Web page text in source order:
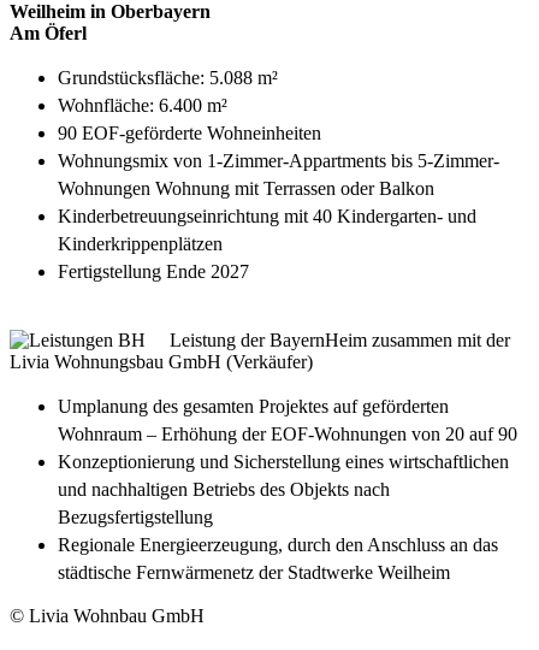
Weilheim in Oberbayern
Am Öferl
Grundstücksfläche: 5.088 m²
Wohnfläche: 6.400 m²
90 EOF-geförderte Wohneinheiten
Wohnungsmix von 1-Zimmer-Appartments bis 5-Zimmer-
Wohnungen Wohnung mit Terrassen oder Balkon
Kinderbetreuungseinrichtung mit 40 Kindergarten- und
Kinderkrippenplätzen
Fertigstellung Ende 2027
Leistung der BayernHeim zusammen mit der
Livia Wohnungsbau GmbH (Verkäufer)
Umplanung des gesamten Projektes auf geförderten
Wohnraum – Erhöhung der EOF-Wohnungen von 20 auf 90
Konzeptionierung und Sicherstellung eines wirtschaftlichen
und nachhaltigen Betriebs des Objekts nach
Bezugsfertigstellung
Regionale Energieerzeugung, durch den Anschluss an das
städtische Fernwärmenetz der Stadtwerke Weilheim
© Livia Wohnbau GmbH